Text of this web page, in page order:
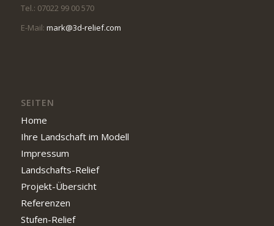
Tel.: 07022 99 00 570
E-Mail: mark@3d-relief.com
SEITEN
Home
Ihre Landschaft im Modell
Impressum
Landschafts-Relief
Projekt-Übersicht
Referenzen
Stufen-Relief